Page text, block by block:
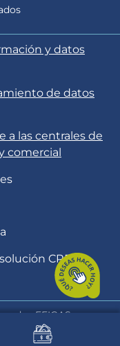
y datos
de datos
a las centrales de
comercial
CREG
EFIGAS.